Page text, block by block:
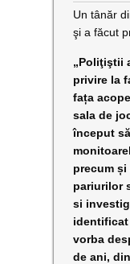
Un tânăr
şi a făcut
„Poliţiştii
privire la
fața
sala de
început
precum
pariurilor
si
vorba
de ani,